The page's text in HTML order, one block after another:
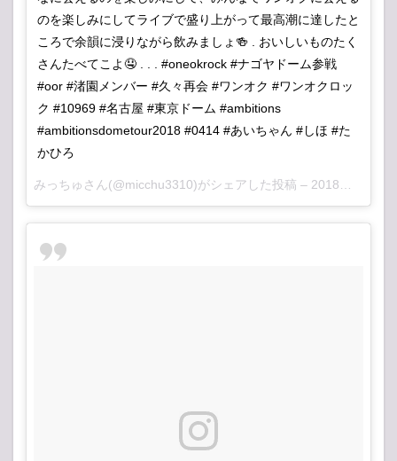
のを楽しみにしてライブで盛り上がって最高潮に達したと
ころで余韻に浸りながら飲みましょ🍻 . おいしいものたく
さんたべてこよ🤤 . . . #oneokrock #ナゴヤドーム参戦
#oor #渚園メンバー #久々再会 #ワンオク #ワンオクロッ
ク #10969 #名古屋 #東京ドーム #ambitions
#ambitionsdometour2018 #0414 #あいちゃん #しほ #た
かひろ
みっちゅ さん(@micchu3310)がシェアした投稿 – 2018年 4月月13日午後6時53分PDT